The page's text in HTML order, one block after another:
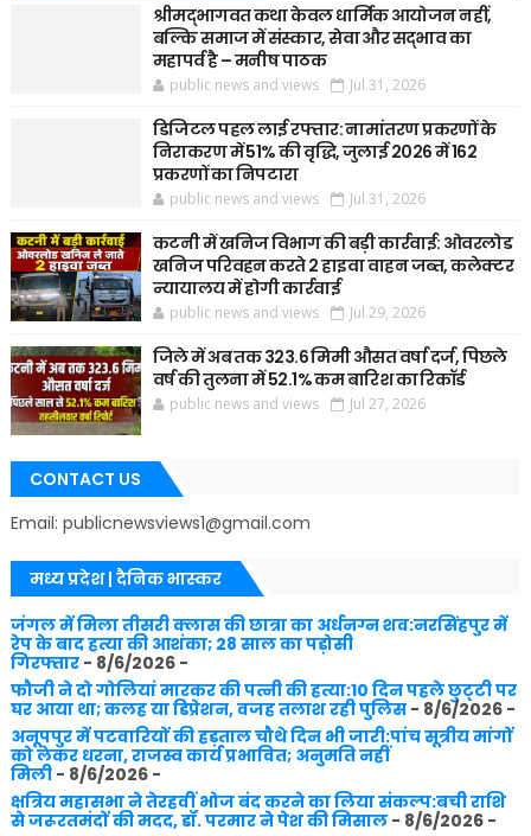
श्रीमद्भागवत कथा केवल धार्मिक आयोजन नहीं,
बल्कि समाज में संस्कार, सेवा और सद्भाव का
महापर्व है – मनीष पाठक
public news and views Jul 31, 2026
डिजिटल पहल लाई रफ्तार: नामांतरण प्रकरणों के
निराकरण में 51% की वृद्धि, जुलाई 2026 में 162
प्रकरणों का निपटारा
public news and views Jul 31, 2026
कटनी में खनिज विभाग की बड़ी कार्रवाई: ओवरलोड
खनिज परिवहन करते 2 हाइवा वाहन जब्त, कलेक्टर
न्यायालय में होगी कार्रवाई
public news and views Jul 29, 2026
जिले में अब तक 323.6 मिमी औसत वर्षा दर्ज, पिछले
वर्ष की तुलना में 52.1% कम बारिश का रिकॉर्ड
public news and views Jul 27, 2026
CONTACT US
Email: publicnewsviews1@gmail.com
मध्य प्रदेश | दैनिक भास्कर
जंगल में मिला तीसरी क्लास की छात्रा का अर्धनग्न शव:नरसिंहपुर में
रेप के बाद हत्या की आशंका; 28 साल का पड़ोसी
गिरफ्तार- 8/6/2026-
फौजी ने दो गोलियां मारकर की पत्नी की हत्या:10 दिन पहले छुट्‌टी पर
घर आया था; कलह या डिप्रेशन, वजह तलाश रही पुलिस- 8/6/2026-
अनूपपुर में पटवारियों की हड़ताल चौथे दिन भी जारी:पांच सूत्रीय मांगों
को लेकर धरना, राजस्व कार्य प्रभावित; अनुमति नहीं
मिली- 8/6/2026-
क्षत्रिय महासभा ने तेरहवीं भोज बंद करने का लिया संकल्प:बची राशि
से जरूरतमंदों की मदद, डॉ. परमार ने पेश की मिसाल- 8/6/2026-